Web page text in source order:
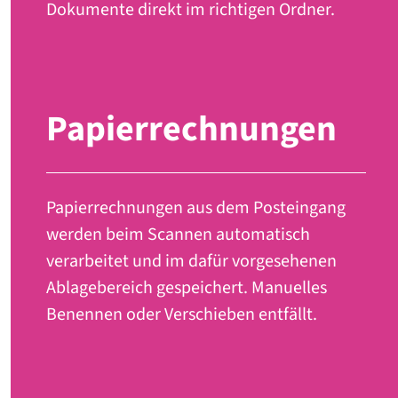
Dokumente direkt im richtigen Ordner.
Papierrechnungen
Papierrechnungen aus dem Posteingang
werden beim Scannen automatisch
verarbeitet und im dafür vorgesehenen
Ablagebereich gespeichert. Manuelles
Benennen oder Verschieben entfällt.